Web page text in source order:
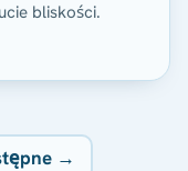
bliskości.
bloga
→